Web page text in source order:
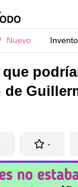
Nuevo
-